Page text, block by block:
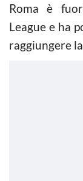
Roma è
League e ha
raggiungere